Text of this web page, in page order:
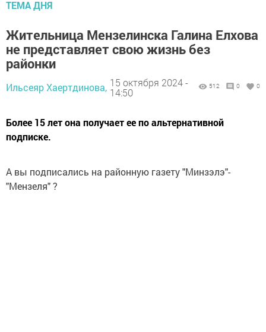
ТЕМА ДНЯ
Жительница Мензелинска Галина Елхова
не представляет свою жизнь без
районки
Ильсеяр Хаертдинова, 15 октября 2024 -
14:50
512 0 0
Более 15 лет она получает ее по альтернативной
подписке.
А вы подписались на районную газету "Минзэлэ"-
"Мензеля" ?